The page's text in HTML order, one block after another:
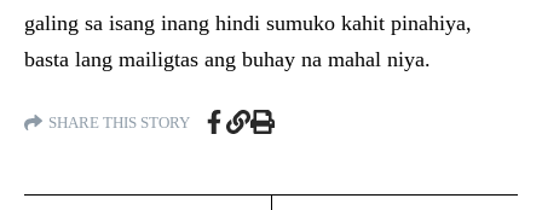
galing sa isang inang hindi sumuko kahit pinahiya,
basta lang mailigtas ang buhay na mahal niya.
SHARE THIS STORY